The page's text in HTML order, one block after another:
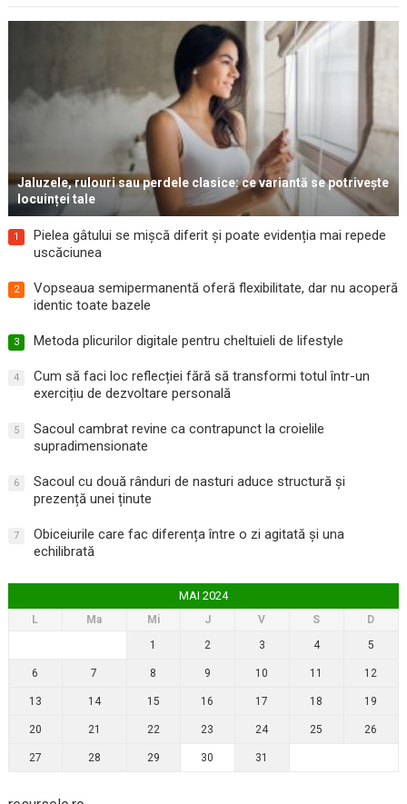
Jaluzele, rulouri sau perdele clasice: ce variantă se potrivește
locuinței tale
1
Pielea gâtului se mișcă diferit și poate evidenția mai repede
uscăciunea
2
Vopseaua semipermanentă oferă flexibilitate, dar nu acoperă
identic toate bazele
3 Metoda plicurilor digitale pentru cheltuieli de lifestyle
4
Cum să faci loc reflecției fără să transformi totul într-un
exercițiu de dezvoltare personală
5
Sacoul cambrat revine ca contrapunct la croielile
supradimensionate
6
Sacoul cu două rânduri de nasturi aduce structură și
prezență unei ținute
7
Obiceiurile care fac diferența între o zi agitată și una
echilibrată
MAI 2024
L Ma Mi J V S
D
1
2 3 4 5
6 7 8 9 10 11 12
13 14 15 16 17 18 19
20 21 22 23 24 25 26
27 28 29 30 31